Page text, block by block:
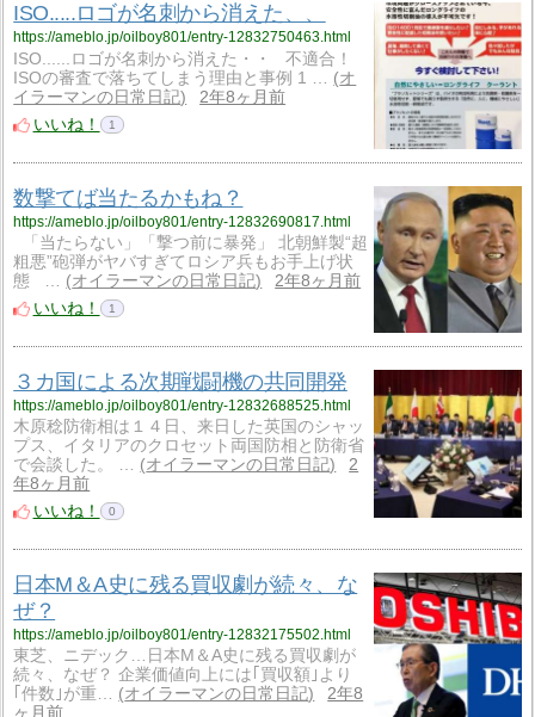
ISO.....ロゴが名刺から消えた、、
https://ameblo.jp/oilboy801/entry-12832750463.html
ISO......ロゴが名刺から消えた・・ 不適合！
ISOの審査で落ちてしまう理由と事例 1 …
オ
イラーマンの日常日記
2年8ヶ月前
いいね！
1
数撃てば当たるかもね？
https://ameblo.jp/oilboy801/entry-12832690817.html
「当たらない」「撃つ前に暴発」 北朝鮮製“超
粗悪”砲弾がヤバすぎてロシア兵もお手上げ状
態 …
オイラーマンの日常日記
2年8ヶ月前
いいね！
1
３カ国による次期戦闘機の共同開発
https://ameblo.jp/oilboy801/entry-12832688525.html
木原稔防衛相は１４日、来日した英国のシャッ
プス、イタリアのクロセット両国防相と防衛省
で会談した。 …
オイラーマンの日常日記
2
年8ヶ月前
いいね！
0
日本M＆A史に残る買収劇が続々、な
ぜ？
https://ameblo.jp/oilboy801/entry-12832175502.html
東芝、ニデック…日本M＆A史に残る買収劇が
続々、なぜ？ 企業価値向上には｢買収額｣より
｢件数｣が重…
オイラーマンの日常日記
2年8
ヶ月前